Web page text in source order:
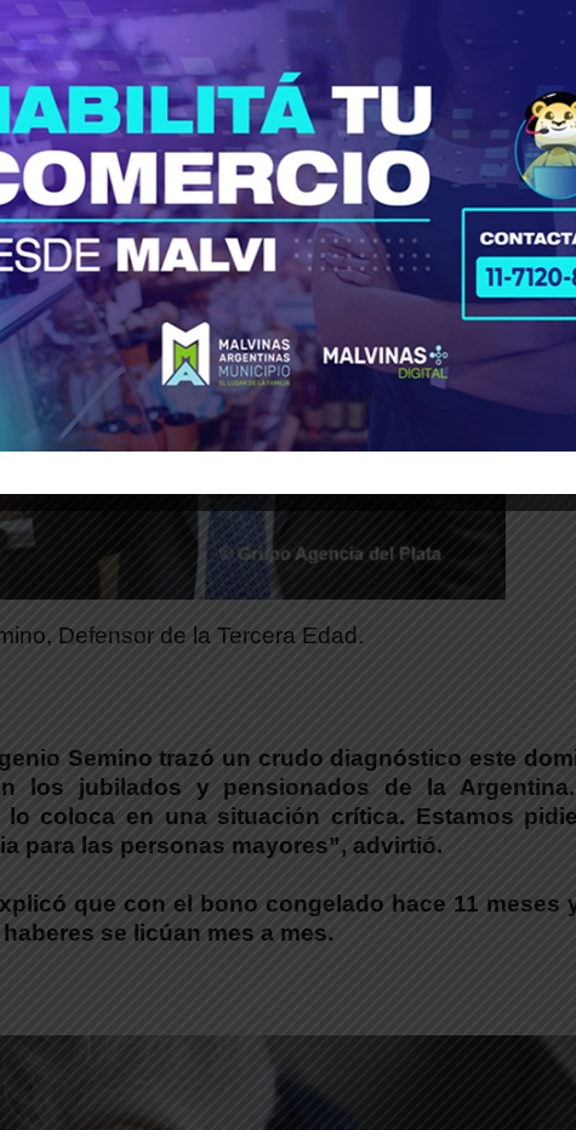
Defensor de la Tercera Edad.
Semino trazó un crudo diagnóstico este
los jubilados y pensionados de la
coloca en una situación crítica. Estamos
para las personas mayores”, advirtió.
que con el bono congelado hace 11 meses
se licúan mes a mes.